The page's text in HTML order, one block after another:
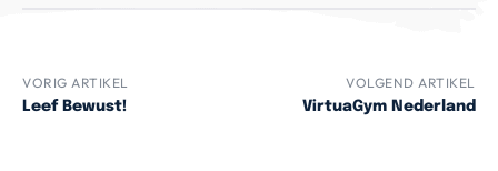
VORIG ARTIKEL
Leef Bewust!
VOLGEND ARTIKEL
VirtuaGym Nederland